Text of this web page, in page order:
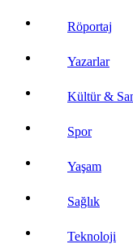
Röportaj
Yazarlar
Kültür &
Spor
Yaşam
Sağlık
Teknoloji